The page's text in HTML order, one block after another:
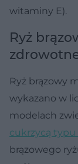
witaminy E).
Ryż
Ryż brązowy
wykazano w
modelach
cukrzycą typu
brązowego